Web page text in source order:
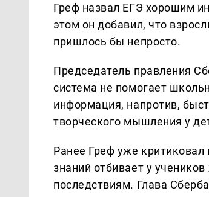
Греф назвал ЕГЭ хорошим
этом он добавил, что
пришлось бы непросто.
Председатель правления
система не помогает
информация, напротив,
творческого мышления у
Ранее Греф уже
знаний отбивает у
последствиям. Глава